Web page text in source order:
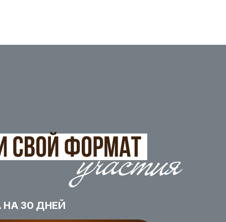
30 ДНЕЙ